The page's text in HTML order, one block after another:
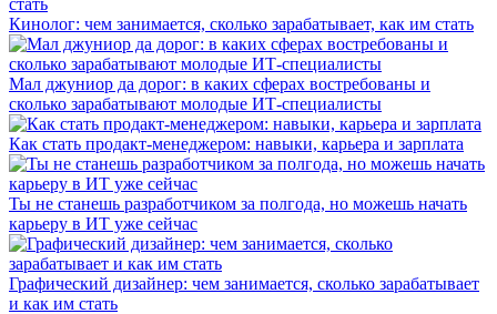
Кинолог: чем занимается, сколько зарабатывает, как им стать
Мал джуниор да дорог: в каких сферах востребованы и
сколько зарабатывают молодые ИТ-специалисты
Как стать продакт-менеджером: навыки, карьера и зарплата
Ты не станешь разработчиком за полгода, но можешь начать
карьеру в ИТ уже сейчас
Графический дизайнер: чем занимается, сколько зарабатывает
и как им стать